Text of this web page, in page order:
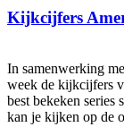
Kijkcijfers
In samenwerking
week de kijkcijfers
best bekeken series
kan je kijken op de